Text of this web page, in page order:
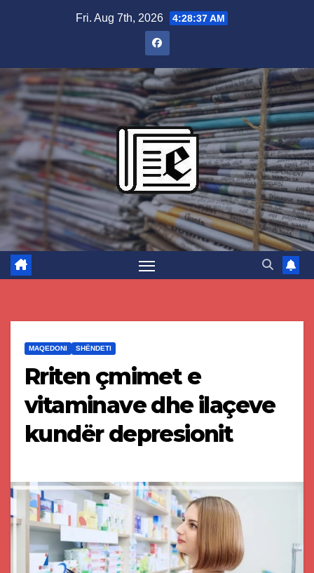
Fri. Aug 7th, 2026 4:28:38 AM
MAQEDONI SHËNDETI
Rriten çmimet e
vitaminave dhe ilaçeve
kundër depresionit